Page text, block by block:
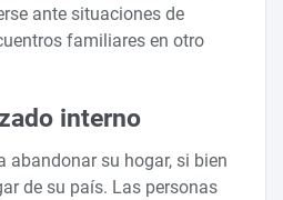
ante situaciones de
familiares en otro
interno
abandonar su hogar, si bien
de su país. Las personas